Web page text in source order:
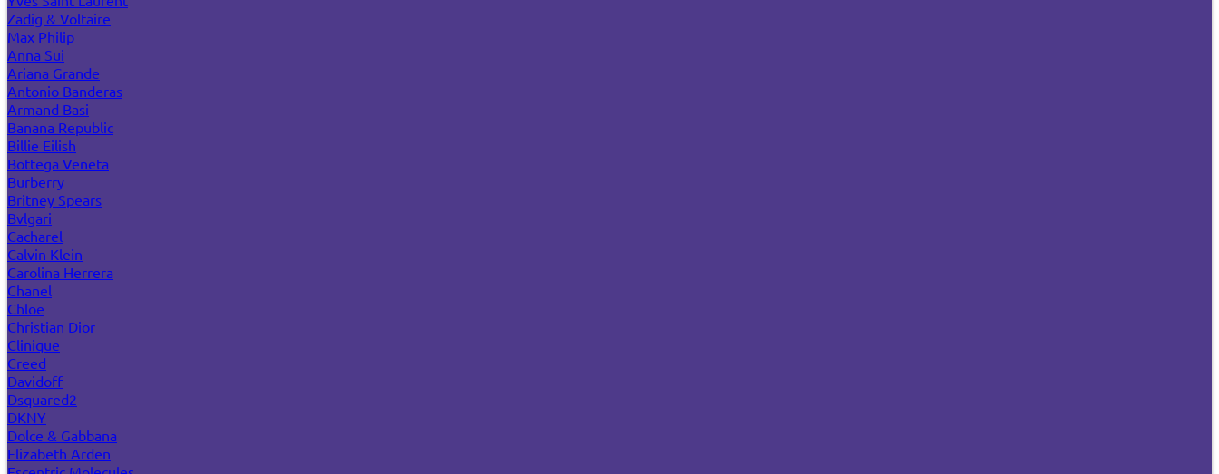
Zadig & Voltaire
Max Philip
Anna Sui
Ariana Grande
Antonio Banderas
Armand Basi
Banana Republic
Billie Eilish
Bottega Veneta
Burberry
Britney Spears
Bvlgari
Cacharel
Calvin Klein
Carolina Herrera
Chanel
Chloe
Christian Dior
Clinique
Creed
Davidoff
Dsquared2
DKNY
Dolce & Gabbana
Elizabeth Arden